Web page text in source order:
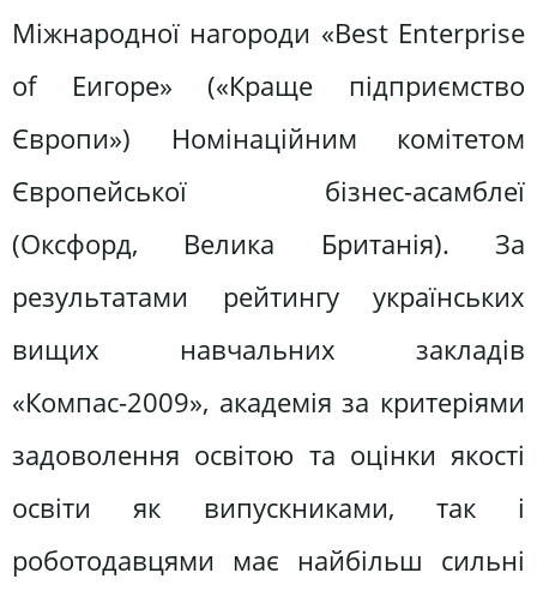
Міжнародної нагороди «Best Enterprise
of Еигоре» («Краще підприємство
Європи») Номінаційним комітетом
Європейської бізнес-асамблеї
(Оксфорд, Велика Британія). За
результатами рейтингу українських
вищих навчальних закладів
«Компас-2009», академія за критеріями
задоволення освітою та оцінки якості
освіти як випускниками, так і
роботодавцями має найбільш сильні